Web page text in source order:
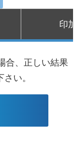
印
合、正しい結果
い。